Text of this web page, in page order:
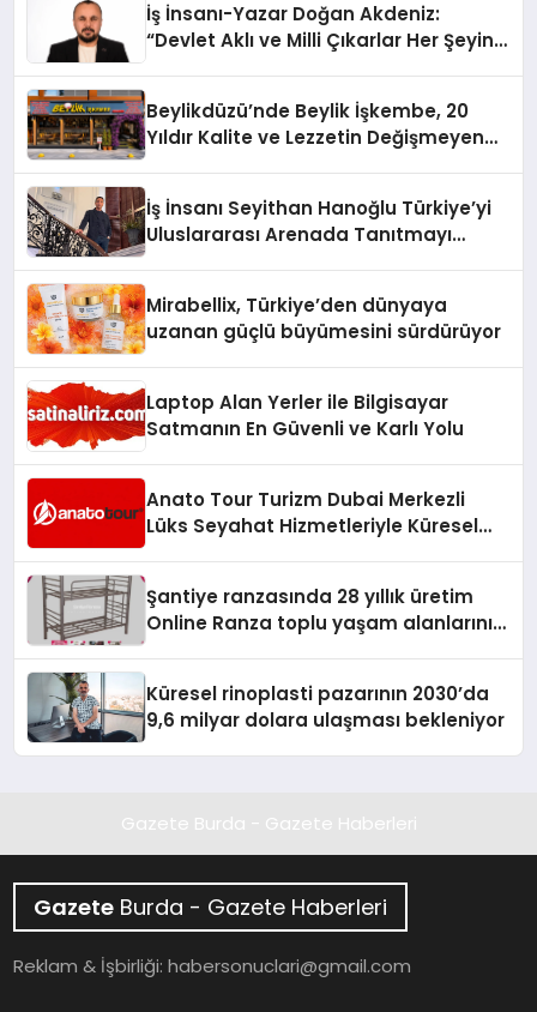
İş İnsanı-Yazar Doğan Akdeniz:
“Devlet Aklı ve Milli Çıkarlar Her Şeyin
Beylikdüzü’nde Beylik İşkembe, 20
Yıldır Kalite ve Lezzetin Değişmeyen
İş İnsanı Seyithan Hanoğlu Türkiye’yi
Uluslararası Arenada Tanıtmayı
Mirabellix, Türkiye’den dünyaya
uzanan güçlü büyümesini sürdürüyor
Laptop Alan Yerler ile Bilgisayar
Satmanın En Güvenli ve Karlı Yolu
Anato Tour Turizm Dubai Merkezli
Lüks Seyahat Hizmetleriyle Küresel
Şantiye ranzasında 28 yıllık üretim
Online Ranza toplu yaşam alanlarını
Küresel rinoplasti pazarının 2030’da
9,6 milyar dolara ulaşması bekleniyor
Gazete Burda - Gazete Haberleri
Gazete Burda - Gazete Haberleri
Reklam & İşbirliği:habersonuclari@gmail.com